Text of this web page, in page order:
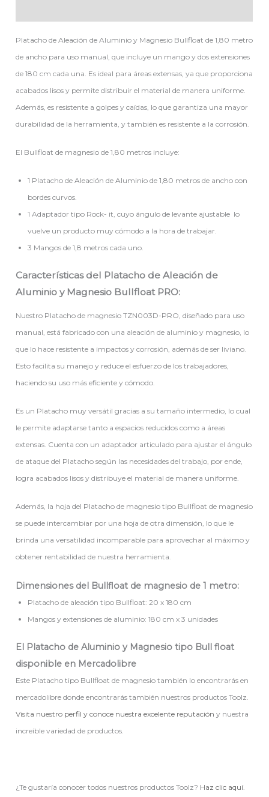
Platacho de Aleación de Aluminio y Magnesio Bullfloat de 1,80 metro
de ancho para uso manual, que incluye un mango y dos extensiones
de 180 cm cada una. Es ideal para áreas extensas, ya que proporciona
acabados lisos y permite distribuir el material de manera uniforme.
Además, es resistente a golpes y caídas, lo que garantiza una mayor
durabilidad de la herramienta, y también es resistente a la corrosión.
El Bullfloat de magnesio de 1,80 metros incluye:
1 Platacho de Aleación de Aluminio de 1,80 metros de ancho con
bordes curvos.
1 Adaptador tipo Rock- it, cuyo ángulo de levante ajustable lo
vuelve un producto muy cómodo a la hora de trabajar.
3 Mangos de 1,8 metros cada uno.
Características del Platacho de Aleación de
Aluminio y Magnesio Bullfloat PRO:
Nuestro Platacho de magnesio TZN003D-PRO, diseñado para uso
manual, está fabricado con una aleación de aluminio y magnesio, lo
que lo hace resistente a impactos y corrosión, además de ser liviano.
Esto facilita su manejo y reduce el esfuerzo de los trabajadores,
haciendo su uso más eficiente y cómodo.
Es un Platacho muy versátil gracias a su tamaño intermedio, lo cual
le permite adaptarse tanto a espacios reducidos como a áreas
extensas. Cuenta con un adaptador articulado para ajustar el ángulo
de ataque del Platacho según las necesidades del trabajo, por ende,
logra acabados lisos y distribuye el material de manera uniforme.
Además, la hoja del Platacho de magnesio tipo Bullfloat de magnesio
se puede intercambiar por una hoja de otra dimensión, lo que le
brinda una versatilidad incomparable para aprovechar al máximo y
obtener rentabilidad de nuestra herramienta.
Dimensiones del Bullfloat de magnesio de 1 metro:
Platacho de aleación tipo Bullfloat: 20 x 180 cm
Mangos y extensiones de aluminio: 180 cm x 3 unidades
El Platacho de Aluminio y Magnesio tipo Bull float
disponible en Mercadolibre
Este Platacho tipo Bullfloat de magnesio también lo encontrarás en
mercadolibre donde encontrarás también nuestros productos Toolz.
Visita nuestro perfil y conoce nuestra excelente reputación y nuestra
increíble variedad de productos.
¿Te gustaría conocer todos nuestros productos Toolz? Haz clic aquí